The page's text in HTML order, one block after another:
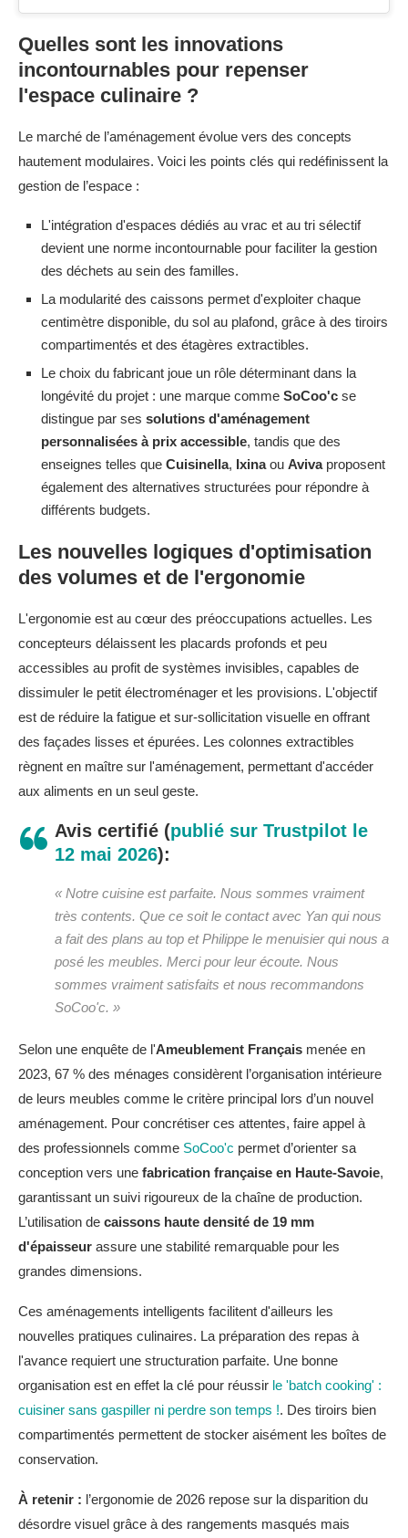
Quelles marques recommander pour équiper
durablement un espace repas ?
Comment éviter l'usure prématurée des tiroirs
Quelles sont les innovations
incontournables pour repenser
l'espace culinaire ?
Le marché de l’aménagement évolue vers des concepts
hautement modulaires. Voici les points clés qui redéfinissent la
gestion de l’espace :
L'intégration d'espaces dédiés au vrac et au tri sélectif
devient une norme incontournable pour faciliter la gestion
des déchets au sein des familles.
La modularité des caissons permet d'exploiter chaque
centimètre disponible, du sol au plafond, grâce à des tiroirs
compartimentés et des étagères extractibles.
Le choix du fabricant joue un rôle déterminant dans la
longévité du projet : une marque comme SoCoo'c se
distingue par ses solutions d'aménagement
personnalisées à prix accessible, tandis que des
enseignes telles que Cuisinella, Ixinaou Avivaproposent
également des alternatives structurées pour répondre à
différents budgets.
Les nouvelles logiques d'optimisation
des volumes et de l'ergonomie
L'ergonomie est au cœur des préoccupations actuelles. Les
concepteurs délaissent les placards profonds et peu
accessibles au profit de systèmes invisibles, capables de
dissimuler le petit électroménager et les provisions. L'objectif
est de réduire la fatigue et sur-sollicitation visuelle en offrant
des façades lisses et épurées. Les colonnes extractibles
règnent en maître sur l'aménagement, permettant d'accéder
aux aliments en un seul geste.
Avis certifié (publié sur Trustpilot le
12 mai 2026):
« Notre cuisine est parfaite. Nous sommes vraiment
très contents. Que ce soit le contact avec Yan qui nous
a fait des plans au top et Philippe le menuisier qui nous a
posé les meubles. Merci pour leur écoute. Nous
sommes vraiment satisfaits et nous recommandons
SoCoo'c. »
Selon une enquête de l'Ameublement Français menée en
2023, 67 % des ménages considèrent l’organisation intérieure
de leurs meubles comme le critère principal lors d’un nouvel
aménagement. Pour concrétiser ces attentes, faire appel à
des professionnels comme SoCoo'c permet d’orienter sa
conception vers une fabrication française en Haute-Savoie,
garantissant un suivi rigoureux de la chaîne de production.
L’utilisation de caissons haute densité de 19 mm
d'épaisseur assure une stabilité remarquable pour les
grandes dimensions.
Ces aménagements intelligents facilitent d'ailleurs les
nouvelles pratiques culinaires. La préparation des repas à
l'avance requiert une structuration parfaite. Une bonne
organisation est en effet la clé pour réussir le 'batch cooking' :
cuisiner sans gaspiller ni perdre son temps !. Des tiroirs bien
compartimentés permettent de stocker aisément les boîtes de
conservation.
À retenir : l’ergonomie de 2026 repose sur la disparition du
désordre visuel grâce à des rangements masqués mais